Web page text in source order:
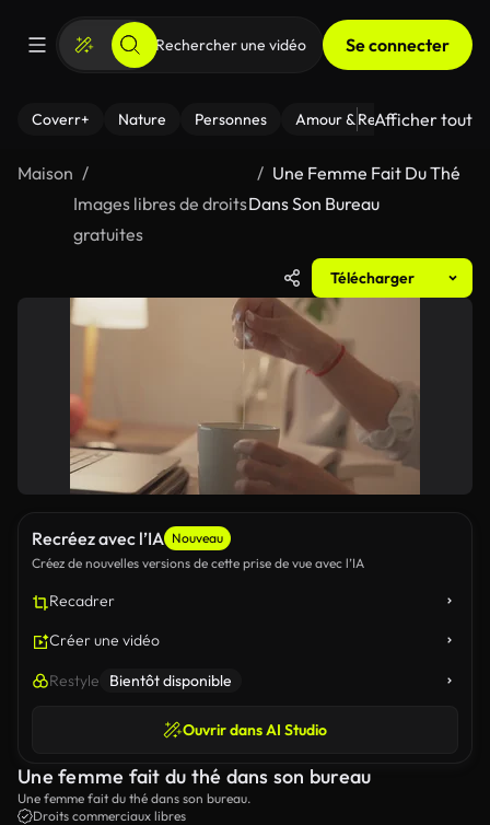
Se connecter
Coverr+ Nature Personnes Amour & Relations Le
Afficher tout
Maison
Images libres de droits
gratuites
Une Femme Fait Du Thé
Dans Son Bureau
Télécharger
Recréez avec l’IA Nouveau
Créez de nouvelles versions de cette prise de vue avec l’IA
Recadrer
Créer une vidéo
Restyle Bientôt disponible
Ouvrir dans AI Studio
Une femme fait du thé dans son bureau
Une femme fait du thé dans son bureau.
Droits commerciaux libres